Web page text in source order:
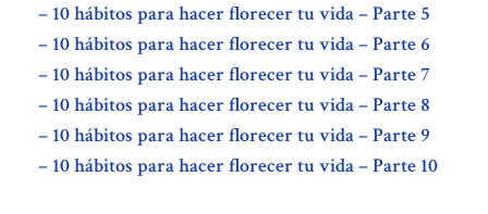
– 10 hábitos para hacer florecer tu vida – Parte 5
– 10 hábitos para hacer florecer tu vida – Parte 6
– 10 hábitos para hacer florecer tu vida – Parte 7
– 10 hábitos para hacer florecer tu vida – Parte 8
– 10 hábitos para hacer florecer tu vida – Parte 9
– 10 hábitos para hacer florecer tu vida – Parte 10